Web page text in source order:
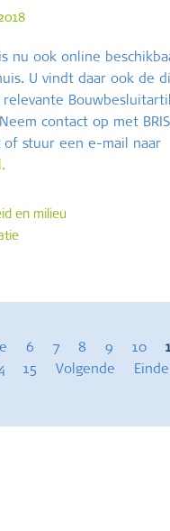
nu ook online
U vindt daar ook de
relevante
contact op met
of stuur een e-mail naar
.
en milieu
6 7 8 9 10
15 Volgende Einde